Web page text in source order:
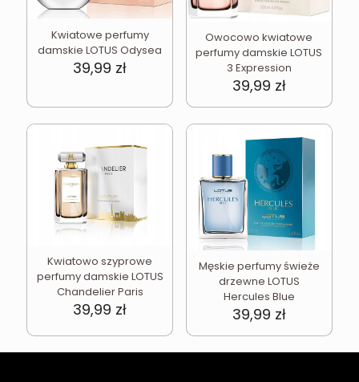
Kwiatowe perfumy
damskie LOTUS Odysea
39,99 zł
Owocowo kwiatowe
perfumy damskie LOTUS
3 Expression
39,99 zł
Kwiatowo szyprowe
perfumy damskie LOTUS
Chandelier Paris
39,99 zł
Męskie perfumy świeże
drzewne LOTUS
Hercules Blue
39,99 zł